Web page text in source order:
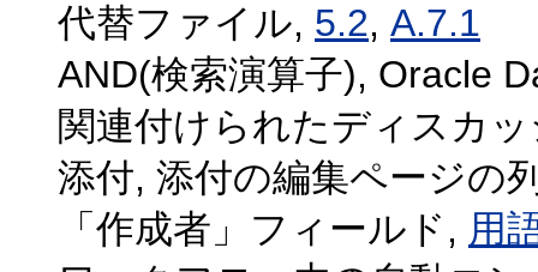
代替ファイル, 5.2, A.7.1
AND(検索演算子), Oracle
関連付けられたディスカ
添付, 添付の編集ページの
「作成者」フィールド, 用